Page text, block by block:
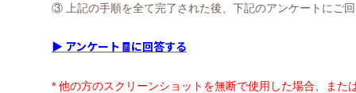
③ 上記の手順を全て完了された後、下記のアンケートにご
▶ アンケート 🧾に回答する
* 他の方のスクリーンショットを無断で使用した場合、また